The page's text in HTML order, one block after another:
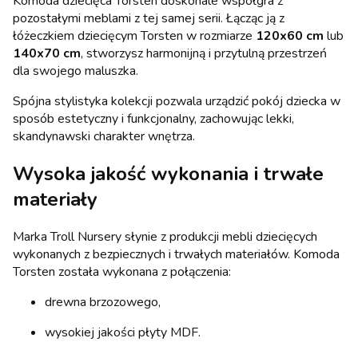
pozostałymi meblami z tej samej serii. Łącząc ją z
łóżeczkiem dziecięcym Torsten w rozmiarze 120x60 cm lub
140x70 cm, stworzysz harmonijną i przytulną przestrzeń
dla swojego maluszka.
Spójna stylistyka kolekcji pozwala urządzić pokój dziecka w
sposób estetyczny i funkcjonalny, zachowując lekki,
skandynawski charakter wnętrza.
Wysoka jakość wykonania i trwałe
materiały
Marka Troll Nursery słynie z produkcji mebli dziecięcych
wykonanych z bezpiecznych i trwałych materiałów. Komoda
Torsten została wykonana z połączenia:
drewna brzozowego,
wysokiej jakości płyty MDF.